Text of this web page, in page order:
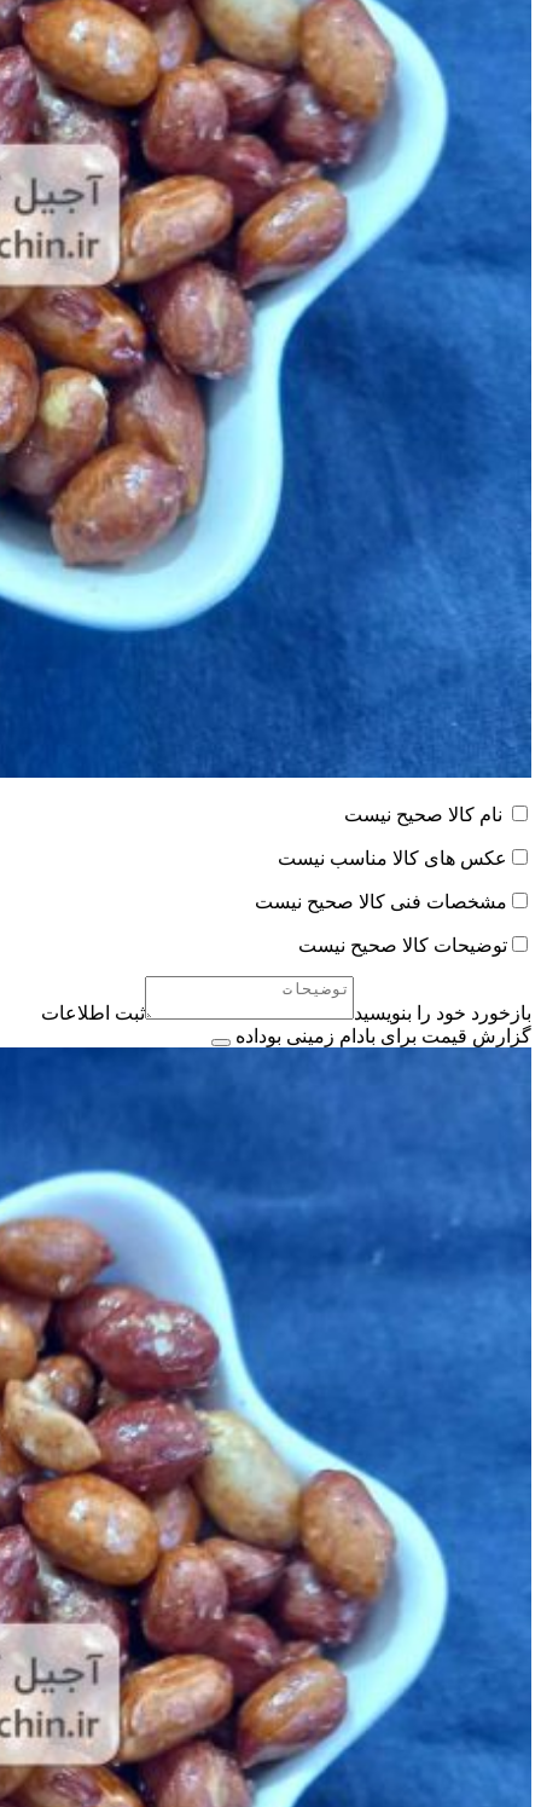
نام کالا صحیح نیست
عکس های کالا مناسب نیست
مشخصات فنی کالا صحیح نیست
توضیحات کالا صحیح نیست
بازخورد خود را بنویسید
ثبت اطلاعات
گزارش قیمت برای بادام زمینی بوداده